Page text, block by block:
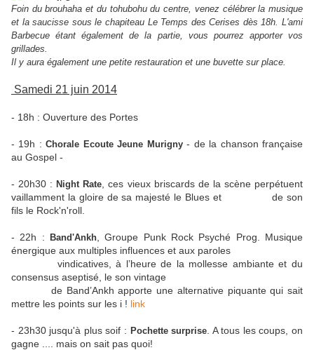
Foin du brouhaha et du tohubohu du centre, venez célébrer la musique
et la saucisse sous le chapiteau Le Temps des Cerises dès 18h. L'ami
Barbecue étant également de la partie, vous pourrez apporter vos
grillades.
Il y aura également une petite restauration et une buvette sur place.
Samedi 21 juin 2014
- 18h : Ouverture des Portes
- 19h :Chorale Ecoute Jeune Murigny- de la chanson française
au Gospel -
- 20h30 :Night Rate , ces vieux briscards de la scène perpétuent
vaillamment la gloire de sa majesté le Blues et de son
fils le Rock'n'roll.
- 22h : Band'Ankh , Groupe Punk Rock Psyché Prog. Musique
énergique aux multiples influences et aux paroles
vindicatives, à l’heure de la mollesse ambiante et du
consensus aseptisé, le son vintage
de Band’Ankh apporte une alternative piquante qui sait
mettre les points sur les i ! link
- 23h30 jusqu'à plus soif : Pochette surprise . A tous les coups, on
gagne .... mais on sait pas quoi!